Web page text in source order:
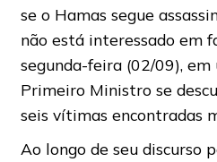
se o Hamas segue
não está interessado em
segunda-feira (02/09),
Primeiro Ministro se
seis vítimas encontradas
Ao longo de seu discurso